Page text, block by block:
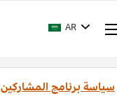
AR
سياسة برنامج المشاركين